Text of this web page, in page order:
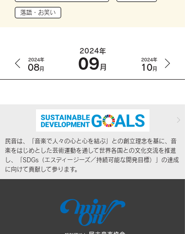
落語・お笑い
2024年
08月
2024年
09月
2024年
10月
民音は、「音楽で人々の心と心を結ぶ」との創立理念を基に、音
楽をはじめとした芸術運動を通して世界各国との文化交流を推進
し、「SDGs（エスディージーズ／持続可能な開発目標）」の達成
に向けて貢献して参ります。